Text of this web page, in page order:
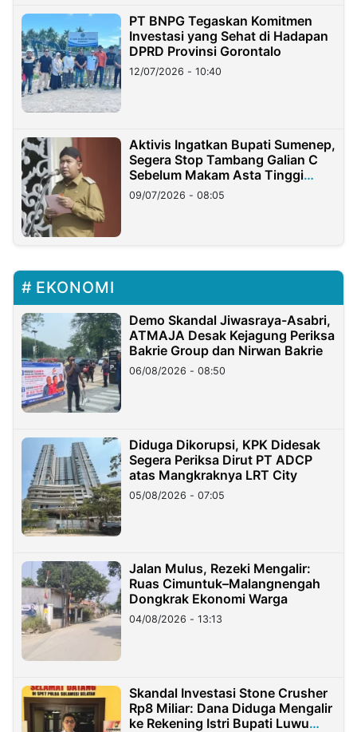
PT BNPG Tegaskan Komitmen
Investasi yang Sehat di Hadapan
DPRD Provinsi Gorontalo
12/07/2026 - 10:40
Aktivis Ingatkan Bupati Sumenep,
Segera Stop Tambang Galian C
Sebelum Makam Asta Tinggi
Longsor
09/07/2026 - 08:05
EKONOMI
Demo Skandal Jiwasraya-Asabri,
ATMAJA Desak Kejagung Periksa
Bakrie Group dan Nirwan Bakrie
06/08/2026 - 08:50
Diduga Dikorupsi, KPK Didesak
Segera Periksa Dirut PT ADCP
atas Mangkraknya LRT City
05/08/2026 - 07:05
Jalan Mulus, Rezeki Mengalir:
Ruas Cimuntuk–Malangnengah
Dongkrak Ekonomi Warga
04/08/2026 - 13:13
Skandal Investasi Stone Crusher
Rp8 Miliar: Dana Diduga Mengalir
ke Rekening Istri Bupati Luwu